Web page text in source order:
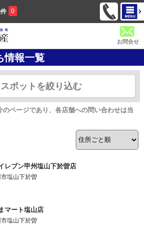
0
お問合せ
情報一覧
スポットを絞り込む
ページであり、各店舗への問い合わせは当
レブン甲州塩山下於曽店
塩山下於曽
マート塩山店
塩山下於曽